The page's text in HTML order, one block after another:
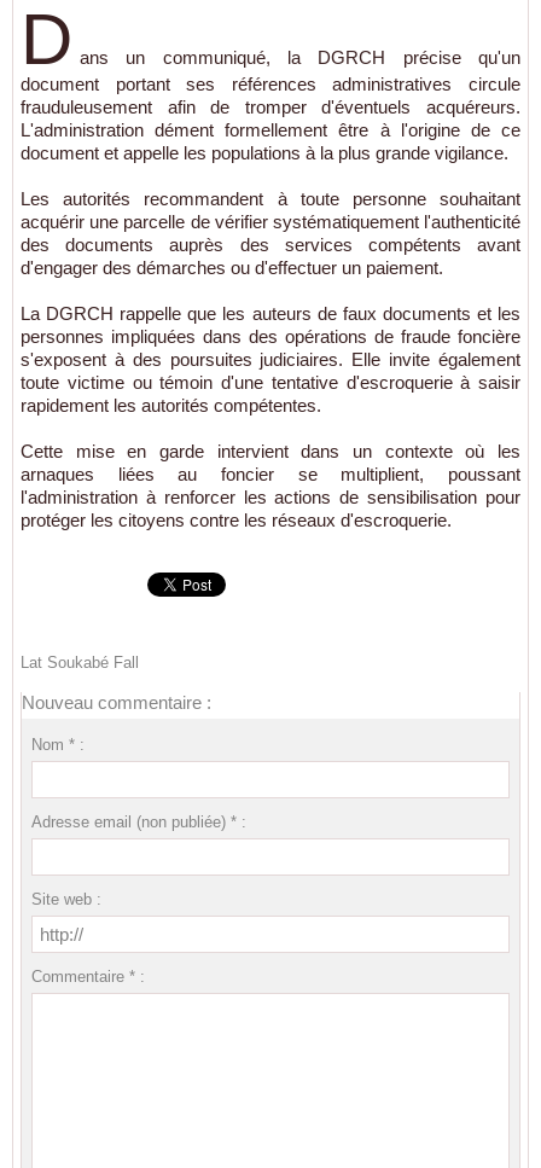
D ans un communiqué, la DGRCH précise qu'un
document portant ses références administratives circule
frauduleusement afin de tromper d'éventuels acquéreurs.
L'administration dément formellement être à l'origine de ce
document et appelle les populations à la plus grande vigilance.
Les autorités recommandent à toute personne souhaitant
acquérir une parcelle de vérifier systématiquement l'authenticité
des documents auprès des services compétents avant
d'engager des démarches ou d'effectuer un paiement.
La DGRCH rappelle que les auteurs de faux documents et les
personnes impliquées dans des opérations de fraude foncière
s'exposent à des poursuites judiciaires. Elle invite également
toute victime ou témoin d'une tentative d'escroquerie à saisir
rapidement les autorités compétentes.
Cette mise en garde intervient dans un contexte où les
arnaques liées au foncier se multiplient, poussant
l'administration à renforcer les actions de sensibilisation pour
protéger les citoyens contre les réseaux d'escroquerie.
Lat Soukabé Fall
Nouveau commentaire :
Nom * :
Adresse email (non publiée) * :
Site web :
Commentaire * :